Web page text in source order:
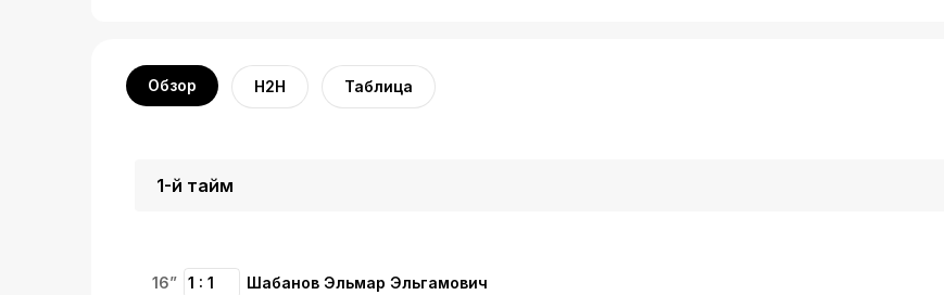
Обзор H2H Таблица
16” 1 : 1 Шабанов Эльмар Эльгамович
1-й тайм